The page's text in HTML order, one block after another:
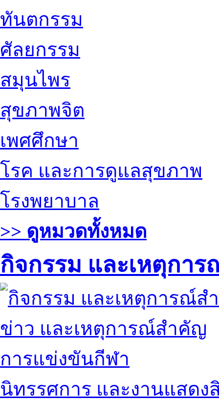
ทันตกรรม
ศัลยกรรม
สมุนไพร
สุขภาพจิต
เพศศึกษา
โรค และการดูแลสุขภาพ
โรงพยาบาล
>> ดูหมวดทั้งหมด
กิจกรรม และเหตุกา
ข่าว และเหตุการณ์สำคัญ
การแข่งขันกีฬา
นิทรรศการ และงานแสดง